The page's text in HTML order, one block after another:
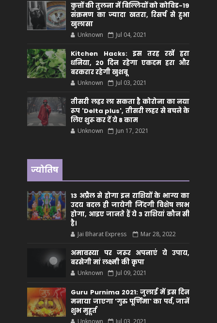
कुत्तों की तुलना में बिल्लियों को कोविड-19
संक्रमण का ज्यादा खतरा, रिसर्च से हुआ
खुलासा
Unknown Jul 04, 2021
Kitchen Hacks: इस तरह रखें हरा
धनिया, 20 दिन रहेगा एकदम हरा और
बरकरार रहेगी खुशबू
Unknown Jul 03, 2021
तीसरी लहर ला सकता है कोरोना का नया
रूप 'Delta plus', तीसरी लहर से बचने के
लिए शुरू कर दें ये 8 काम
Unknown Jun 17, 2021
ज्योतिष
13 अप्रैल से होगा इन राशियों के भाग्य का
उदय बदल ही जायेगी जिंदगी विशेष लाभ
होगा, आइए जानते हैं ये 3 राशियां कौन सीं
है।
Jai Bharat Express Mar 28, 2022
अमावस्या पर जरूर अपनाएं ये उपाय,
बरसेगी मां लक्ष्मी की कृपा
Unknown Jul 09, 2021
Guru Purnima 2021: जुलाई में इस दिन
मनाया जाएगा 'गुरु पूर्णिमा' का पर्व, जानें
शुभ मुहूर्त
Unknown Jul 03, 2021